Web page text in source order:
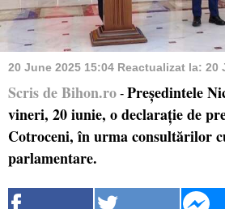
20 June 2025 15:04 Reactualizat la: 20
Scris de Bihon.ro - Președintele
vineri, 20 iunie, o declarație de
Cotroceni, în urma consultărilor
parlamentare.